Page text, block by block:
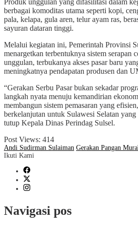
Produk unggulan yang difasilitasi dalam
berbagai komoditas utama seperti kopi,
pala, kelapa, gula aren, telur ayam ras,
sayuran dataran tinggi.
Melalui kegiatan ini, Pemerintah Provinsi
menargetkan terbentuknya sistem serapan
unggulan, terbukanya akses pasar baru
meningkatnya pendapatan produsen dan
“Gerakan Serbu Pasar bukan sekadar
langkah nyata menuju kemandirian
membangun sistem pemasaran yang
berkelanjutan untuk Sulawesi Selatan
tutup Kepala Dinas Perindag Sulsel.
Post Views: 414
Andi Sudirman Sulaiman Gerakan Pangan
Ikuti Kami
Navigasi pos